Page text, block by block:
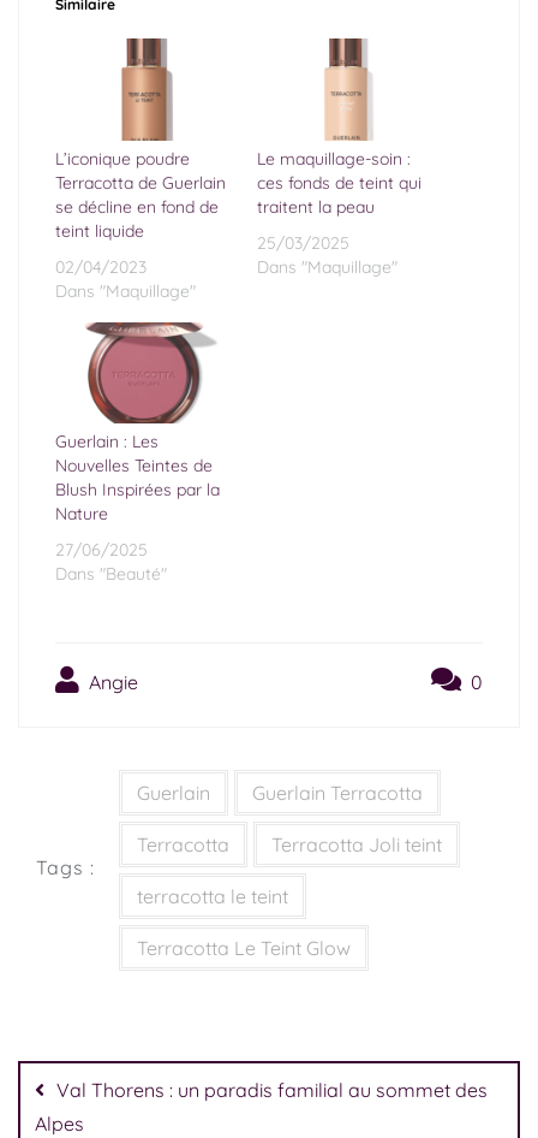
Similaire
L’iconique poudre
Terracotta de Guerlain
se décline en fond de
teint liquide
02/04/2023
Dans "Maquillage"
Le maquillage-soin :
ces fonds de teint qui
traitent la peau
25/03/2025
Dans "Maquillage"
Guerlain : Les
Nouvelles Teintes de
Blush Inspirées par la
Nature
27/06/2025
Dans "Beauté"
Angie 0
Tags :
Guerlain Guerlain Terracotta
Terracotta Terracotta Joli teint
terracotta le teint
Terracotta Le Teint Glow
Val Thorens : un paradis familial au sommet des
Alpes